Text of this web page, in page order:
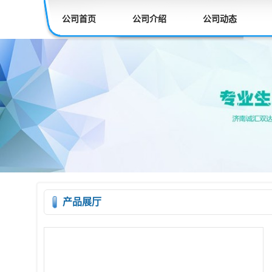
公司首页 公司介绍 公司动态
产品展厅